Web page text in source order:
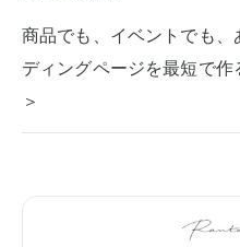
商品でも、イベントでも
ディングページを最短で作
＞